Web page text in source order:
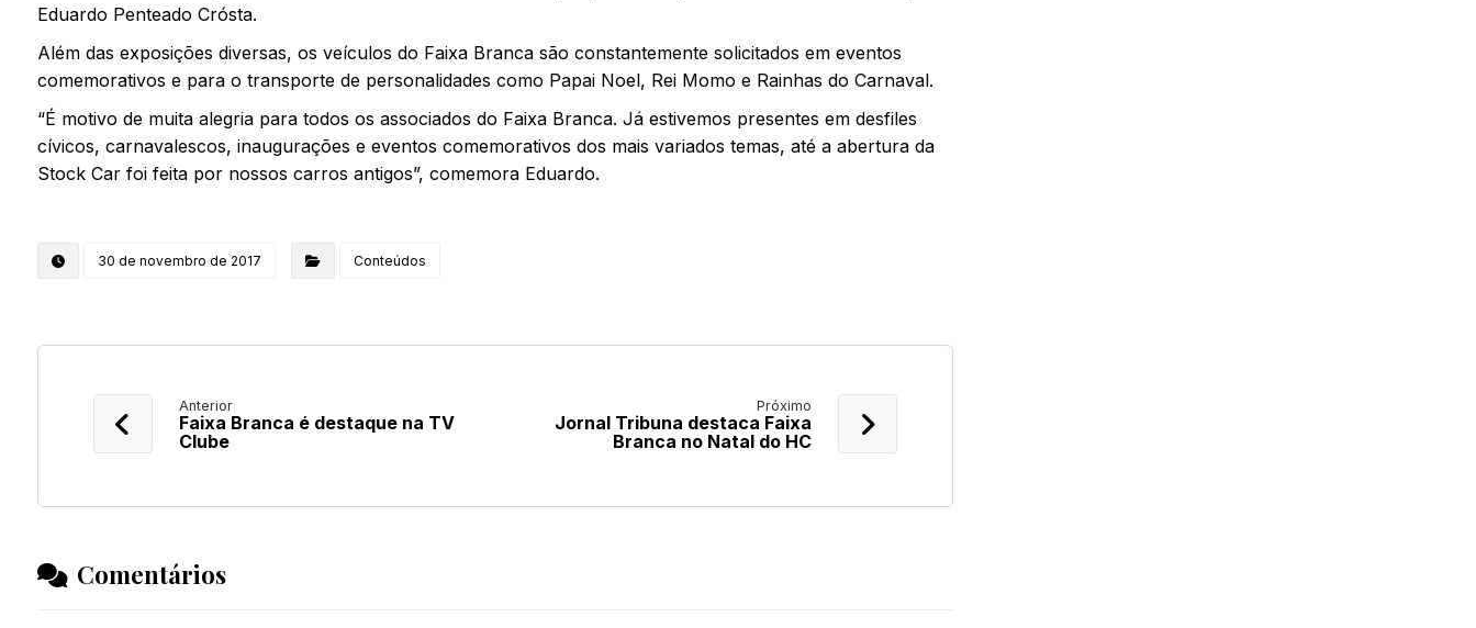
Eduardo Penteado Crósta.
Além das exposições diversas, os veículos do Faixa Branca são constantemente solicitados em eventos
comemorativos e para o transporte de personalidades como Papai Noel, Rei Momo e Rainhas do Carnaval.
“É motivo de muita alegria para todos os associados do Faixa Branca. Já estivemos presentes em desfiles
cívicos, carnavalescos, inaugurações e eventos comemorativos dos mais variados temas, até a abertura da
Stock Car foi feita por nossos carros antigos”, comemora Eduardo.
30 de novembro de 2017 Conteúdos
Anterior
Faixa Branca é destaque na TV
Clube
Próximo
Jornal Tribuna destaca Faixa
Branca no Natal do HC
Comentários